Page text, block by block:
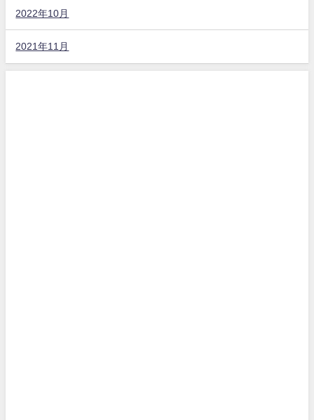
2022年10月
2021年11月